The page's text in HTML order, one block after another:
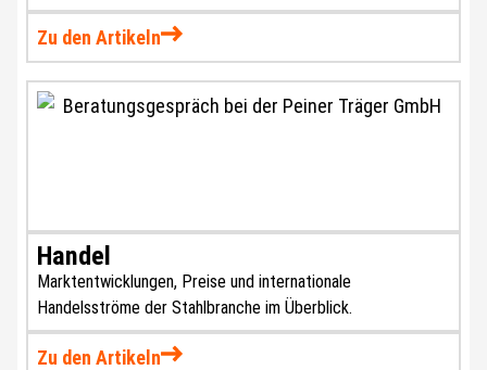
Zu den Artikeln
Handel
Marktentwicklungen, Preise und internationale
Handelsströme der Stahlbranche im Überblick.
Zu den Artikeln